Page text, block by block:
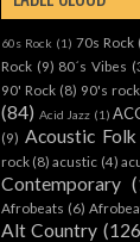
60s Rock (1) 70s Rock
Rock (9) 80´s Vibes
90' Rock (8) 90's rock
(84) Acid Jazz (1)
(9) Acoustic Folk
rock (8) acustic (4)
Contemporary
Afrobeats (6)
Alt Country